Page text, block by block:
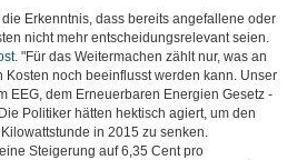
Erkenntnis, dass bereits angefallene oder
nicht mehr entscheidungsrelevant seien.
. "Für das Weitermachen zählt nur, was an
Kosten noch beeinflusst werden kann. Unser
EEG, dem Erneuerbaren Energien Gesetz -
Politiker hätten hektisch agiert, um den
in 2015 zu senken.
Steigerung auf 6,35 Cent pro